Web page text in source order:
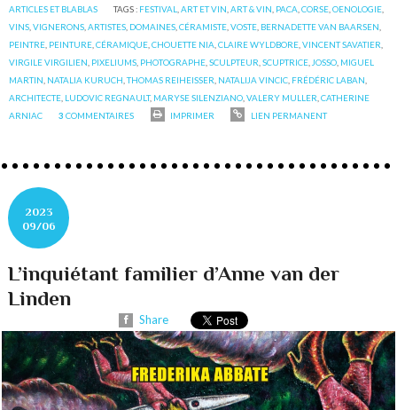
ARTICLES ET BLABLAS
TAGS : FESTIVAL ,ART ET VIN ,ART & VIN PACA ,CORSE ,OENOLOGIE
VINS ,VIGNERONS ,ARTISTES DOMAINES ,CÉRAMISTE ,VOSTE BERNADETTE VAN BAARSEN
PEINTRE PEINTURE ,CÉRAMIQUE ,CHOUETTE NIA ,CLAIRE WYLDBORE ,VINCENT SAVATIER
VIRGILE VIRGILIEN PIXELIUMS PHOTOGRAPHE ,SCULPTEUR ,SCUPTRICE JOSSO MIGUEL
MARTIN NATALIA KURUCH ,THOMAS REIHEISSER NATALIJA VINCIC FRÉDÉRIC LABAN
ARCHITECTE LUDOVIC REGNAULT, MARYSE SILENZIANO ,VALERY MULLER ,CATHERINE
ARNIAC
3 COMMENTAIRES IMPRIMER LIEN PERMANENT
2023
09/06
L’inquiétant familier d’Anne van der
Linden
Share